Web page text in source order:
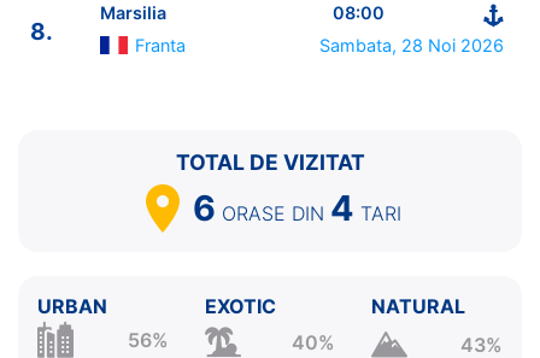
6.
Zi de navigare
0:00 - 0:00
7. Barcelona Spania
09:00 - 18:00
8.
Marsilia
08:00
Franta
Sambata, 28 Noi 2026
TOTAL DE VIZITAT
6 ORASE DIN 4 TARI
URBAN
56%
EXOTIC
40%
NATURAL
43%